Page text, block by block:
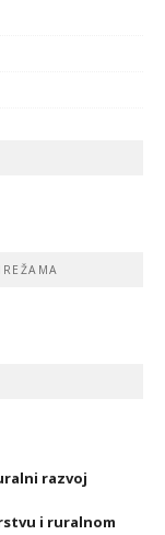
razvoj
i ruralnom